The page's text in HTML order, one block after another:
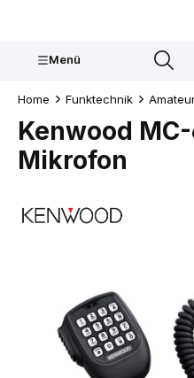
Menü
Home Funktechnik
Kenwood
Mikrofon